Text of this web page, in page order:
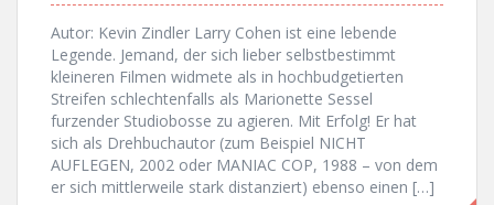
Autor: Kevin Zindler Larry Cohen ist eine lebende
Legende. Jemand, der sich lieber selbstbestimmt
kleineren Filmen widmete als in hochbudgetierten
Streifen schlechtenfalls als Marionette Sessel
furzender Studiobosse zu agieren. Mit Erfolg! Er hat
sich als Drehbuchautor (zum Beispiel NICHT
AUFLEGEN, 2002 oder MANIAC COP, 1988 – von dem
er sich mittlerweile stark distanziert) ebenso einen […]